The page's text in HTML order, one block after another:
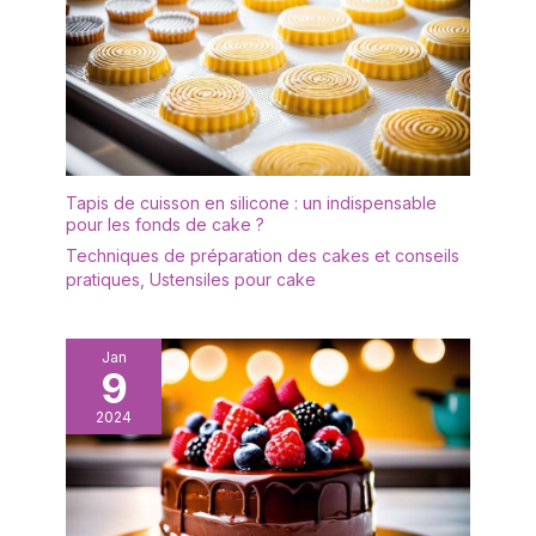
lissage, façonnage,
décoration. Que ce soit pour
se lancer ou compléter son
équipement, ce kit est parfait.
Idéal en cadeau d’anniversaire
ou de fête. Lekit patisserieest
le choix idéal pour tous les
amoureux de la pâtisserie.
Tapis de cuisson en silicone : un indispensable
pour les fonds de cake ?
Techniques de préparation des cakes et conseils
pratiques Ustensiles pour cake
Jan
9
2024